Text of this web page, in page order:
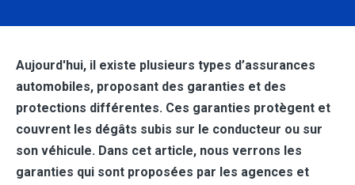
Aujourd'hui, il existe plusieurs types d’assurances
automobiles, proposant des garanties et des
protections différentes. Ces garanties protègent et
couvrent les dégâts subis sur le conducteur ou sur
son véhicule. Dans cet article, nous verrons les
garanties qui sont proposées par les agences et